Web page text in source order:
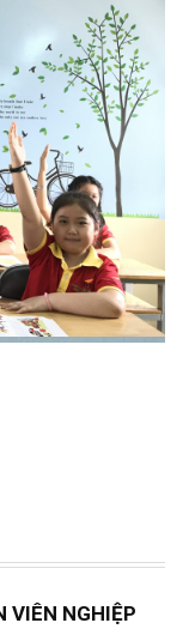
VIÊN NGHIỆP